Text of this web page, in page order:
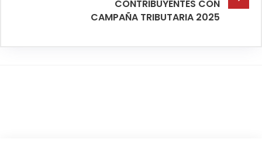
CONTRIBUYENTES CON
CAMPAÑA TRIBUTARIA 2025